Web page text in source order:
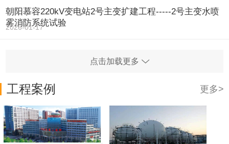
朝阳慕容220kV变电站2号主变扩建工程-----2号主变水喷
雾消防系统试验
2026-01-17
点击加载更多
工程案例 更多>